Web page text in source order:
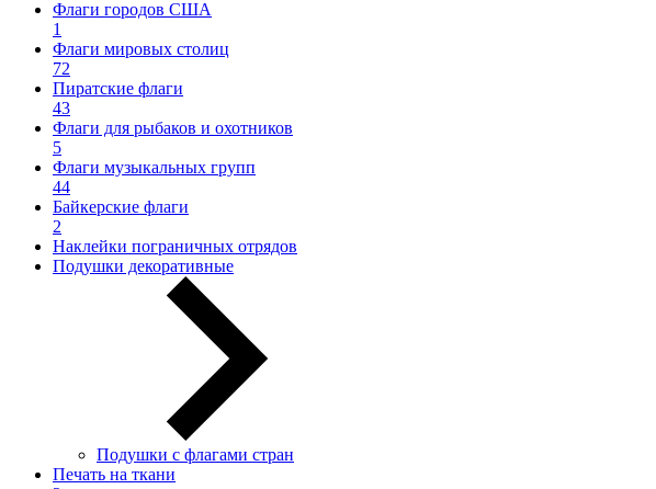
Флаги городов США
1
Флаги мировых столиц
72
Пиратские флаги
43
Флаги для рыбаков и охотников
5
Флаги музыкальных групп
44
Байкерские флаги
2
Наклейки пограничных отрядов
Подушки декоративные
Подушки с флагами стран
Печать на ткани